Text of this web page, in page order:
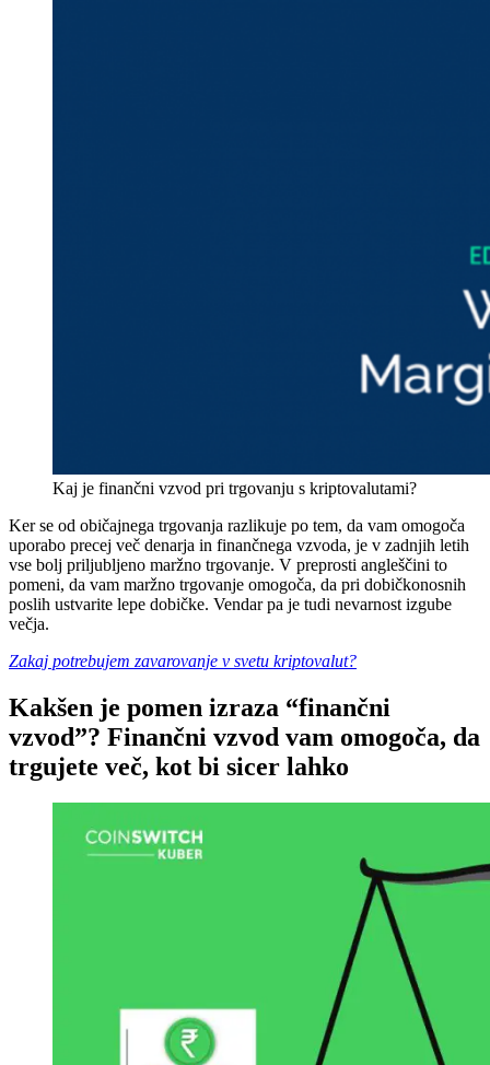
Kaj je finančni vzvod pri trgovanju s kriptovalutami?
Ker se od običajnega trgovanja razlikuje po tem, da vam omogoča
uporabo precej več denarja in finančnega vzvoda, je v zadnjih letih
vse bolj priljubljeno maržno trgovanje. V preprosti angleščini to
pomeni, da vam maržno trgovanje omogoča, da pri dobičkonosnih
poslih ustvarite lepe dobičke. Vendar pa je tudi nevarnost izgube
večja.
Zakaj potrebujem zavarovanje v svetu kriptovalut?
Kakšen je pomen izraza “finančni
vzvod”? Finančni vzvod vam omogoča, da
trgujete več, kot bi sicer lahko